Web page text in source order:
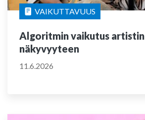
VAIKUTTAVUUS
Algoritmin vaikutus artistin
näkyvyyteen
11.6.2026